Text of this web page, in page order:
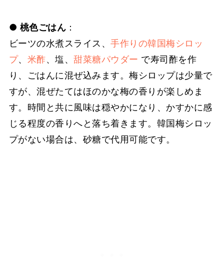
● 桃色ごはん ：
ビーツの水煮スライス、手作りの韓国梅シロッ
プ、 米酢、塩、甜菜糖パウダー で寿司酢を作
り、ごはんに混ぜ込みます。梅シロップは少量で
すが、混ぜたてはほのかな梅の香りが楽しめま
す。時間と共に風味は穏やかになり、かすかに感
じる程度の香りへと落ち着きます。韓国梅シロッ
プがない場合は、砂糖で代用可能です。